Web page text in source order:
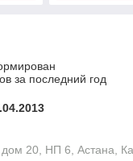
за последний год
20, НП 6, Астана,